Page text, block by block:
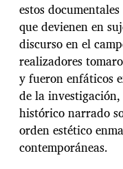
estos
que devienen en
discurso en el
realizadores
y fueron enfáticos
de la
histórico narrado
orden estético
contemporáneas.